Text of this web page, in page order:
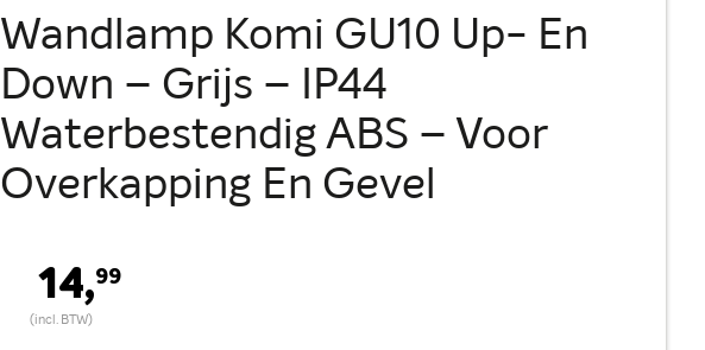
Wandlamp Komi GU10 Up- En
Down – Grijs – IP44
Waterbestendig ABS – Voor
Overkapping En Gevel
14,99